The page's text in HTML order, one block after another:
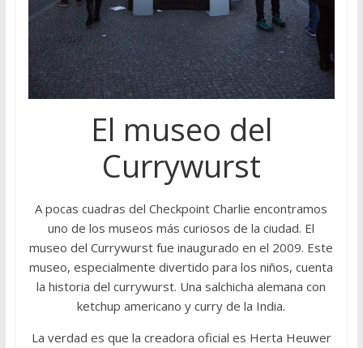
El museo del
Currywurst
A pocas cuadras del Checkpoint Charlie encontramos
uno de los museos más curiosos de la ciudad. El
museo del Currywurst fue inaugurado en el 2009. Este
museo, especialmente divertido para los niños, cuenta
la historia del currywurst. Una salchicha alemana con
ketchup americano y curry de la India.
La verdad es que la creadora oficial es Herta Heuwer